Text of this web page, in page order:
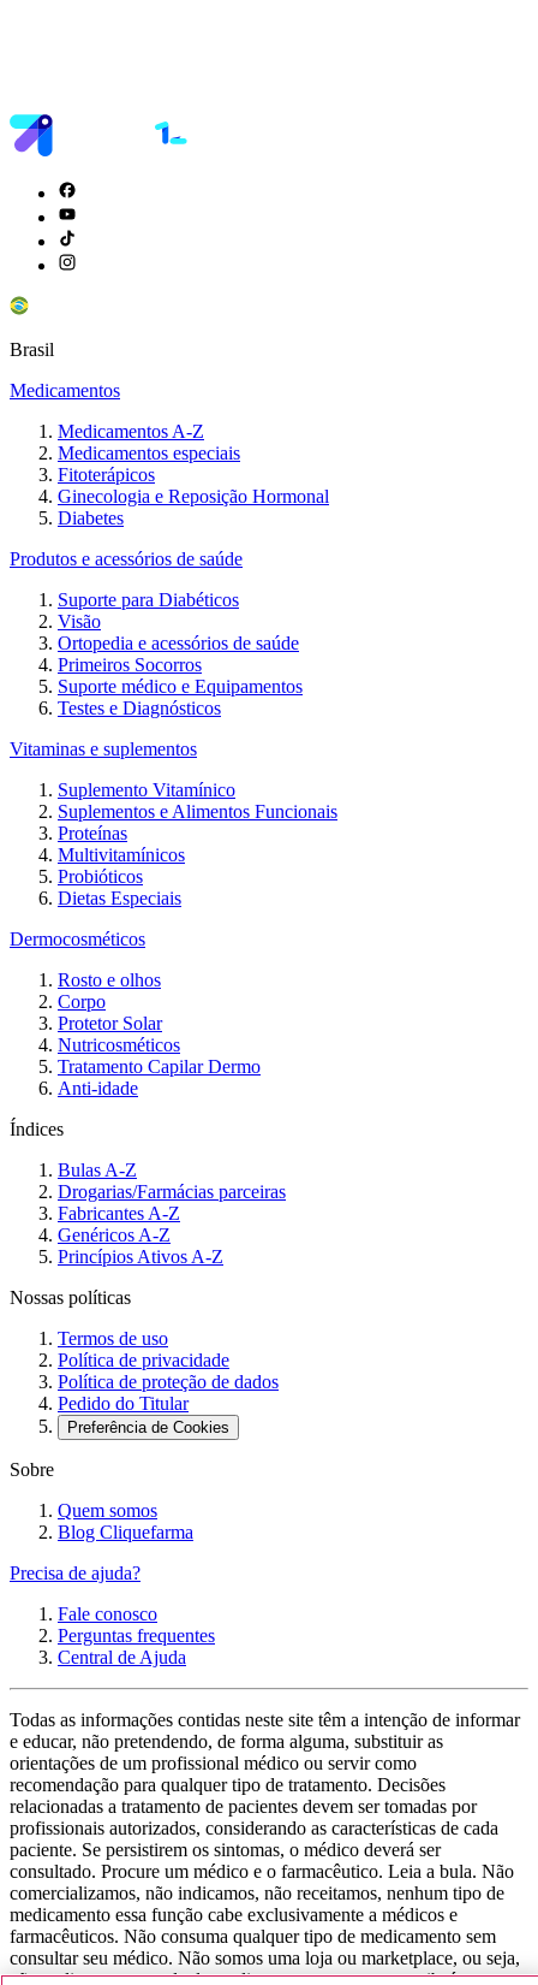
Brasil
Medicamentos
Medicamentos A-Z
Medicamentos especiais
Fitoterápicos
Ginecologia e Reposição Hormonal
Diabetes
Produtos e acessórios de saúde
Suporte para Diabéticos
Visão
Ortopedia e acessórios de saúde
Primeiros Socorros
Suporte médico e Equipamentos
Testes e Diagnósticos
Vitaminas e suplementos
Suplemento Vitamínico
Suplementos e Alimentos Funcionais
Proteínas
Multivitamínicos
Probióticos
Dietas Especiais
Dermocosméticos
Rosto e olhos
Corpo
Protetor Solar
Nutricosméticos
Tratamento Capilar Dermo
Anti-idade
Índices
Bulas A-Z
Drogarias/Farmácias parceiras
Fabricantes A-Z
Genéricos A-Z
Princípios Ativos A-Z
Nossas políticas
Termos de uso
Política de privacidade
Política de proteção de dados
Pedido do Titular
Preferência de Cookies
Sobre
Quem somos
Blog Cliquefarma
Precisa de ajuda?
Fale conosco
Perguntas frequentes
Central de Ajuda
Todas as informações contidas neste site têm a intenção de informar
e educar, não pretendendo, de forma alguma, substituir as
orientações de um profissional médico ou servir como
recomendação para qualquer tipo de tratamento. Decisões
relacionadas a tratamento de pacientes devem ser tomadas por
profissionais autorizados, considerando as características de cada
paciente. Se persistirem os sintomas, o médico deverá ser
consultado. Procure um médico e o farmacêutico. Leia a bula. Não
comercializamos, não indicamos, não receitamos, nenhum tipo de
medicamento essa função cabe exclusivamente a médicos e
farmacêuticos. Não consuma qualquer tipo de medicamento sem
consultar seu médico. Não somos uma loja ou marketplace, ou seja,
não realizamos a venda de medicamentos, apenas contribuímos para